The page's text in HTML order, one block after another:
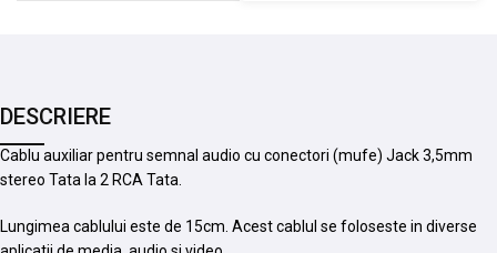
DESCRIERE
Cablu auxiliar pentru semnal audio cu conectori (mufe) Jack 3,5mm
stereo Tata la 2 RCA Tata.
Lungimea cablului este de 15cm. Acest cablul se foloseste in diverse